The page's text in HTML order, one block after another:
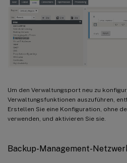
Um den Verwaltungsport neu zu
Verwaltungsfunktionen auszuführen,
Erstellen Sie eine Konfiguration, ohne
verwenden, und aktivieren Sie sie.
Backup-Management-